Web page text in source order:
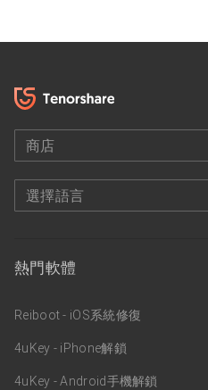
商店
選擇語言
熱門軟體
Reiboot - iOS系統修復
4uKey - iPhone解鎖
4uKey - Android手機解鎖